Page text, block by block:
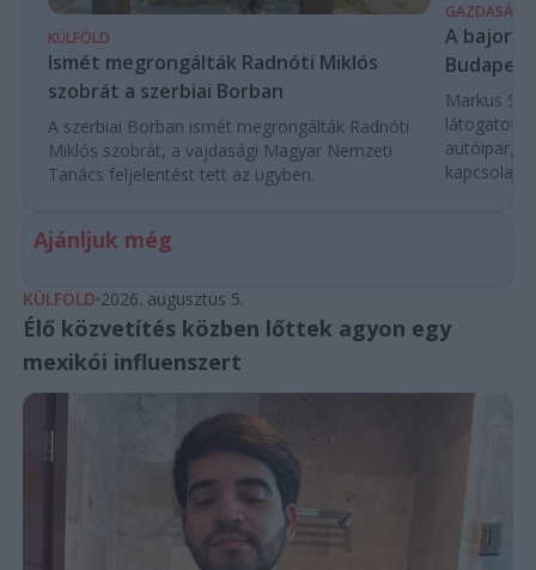
KÜLFÖLD
Ismét megrongálták Radnóti Miklós
szobrát a szerbiai Borban
A szerbiai Borban ismét megrongálták Radnóti
Miklós szobrát, a vajdasági Magyar Nemzeti
Tanács feljelentést tett az ügyben.
GAZDASÁG
A bajor
Markus
látogatott
autóipar,
Ajánljuk még
KÜLFÖLD 2026. augusztus 5.
Élő közvetítés közben lőttek agyon egy
mexikói influenszert